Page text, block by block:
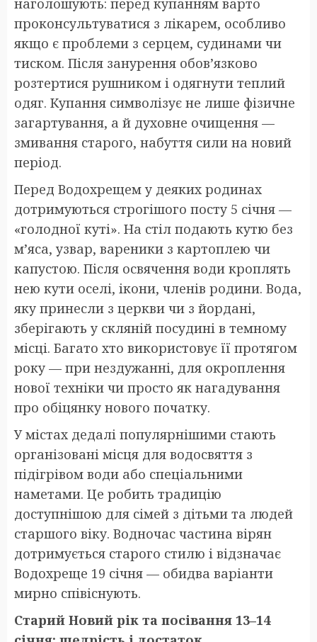
наголошують: перед купанням варто
проконсультуватися з лікарем, особливо
якщо є проблеми з серцем, судинами чи
тиском. Після занурення обов’язково
розтертися рушником і одягнути теплий
одяг. Купання символізує не лише фізичне
загартування, а й духовне очищення —
змивання старого, набуття сили на новий
період.
Перед Водохрещем у деяких родинах
дотримуються строгішого посту 5 січня —
«голодної куті». На стіл подають кутю без
м’яса, узвар, вареники з картоплею чи
капустою. Після освячення води кроплять
нею кути оселі, ікони, членів родини. Вода,
яку принесли з церкви чи з йордані,
зберігають у скляній посудині в темному
місці. Багато хто використовує її протягом
року — при нездужанні, для окроплення
нової техніки чи просто як нагадування
про обіцянку нового початку.
У містах дедалі популярнішими стають
організовані місця для водосвяття з
підігрівом води або спеціальними
наметами. Це робить традицію
доступнішою для сімей з дітьми та людей
старшого віку. Водночас частина вірян
дотримується старого стилю і відзначає
Водохреще 19 січня — обидва варіанти
мирно співіснують.
Старий Новий рік та посівання 13–14